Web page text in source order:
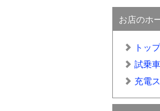
お店のホ
トッ
試乗
充電